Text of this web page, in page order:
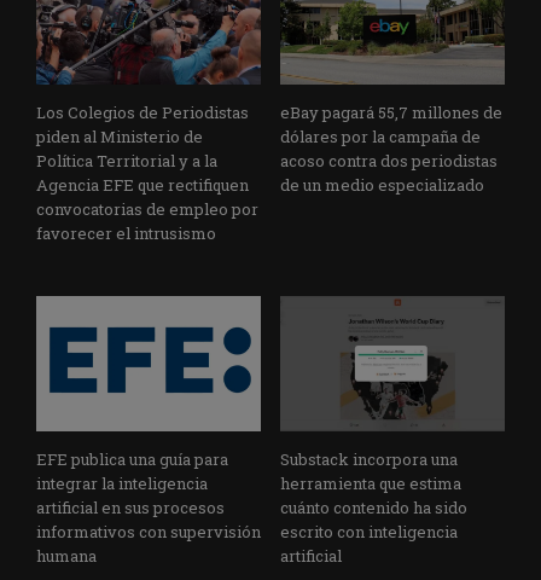
Los Colegios de Periodistas
piden al Ministerio de
Política Territorial y a la
Agencia EFE que rectifiquen
convocatorias de empleo por
favorecer el intrusismo
eBay pagará 55,7 millones de
dólares por la campaña de
acoso contra dos periodistas
de un medio especializado
EFE publica una guía para
integrar la inteligencia
artificial en sus procesos
informativos con supervisión
humana
Substack incorpora una
herramienta que estima
cuánto contenido ha sido
escrito con inteligencia
artificial